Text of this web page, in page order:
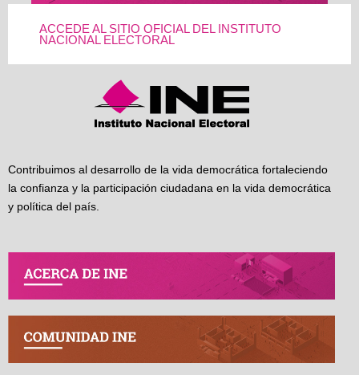
ACCEDE AL SITIO OFICIAL DEL INSTITUTO
NACIONAL ELECTORAL
Contribuimos al desarrollo de la vida democrática fortaleciendo
la confianza y la participación ciudadana en la vida democrática
y política del país.